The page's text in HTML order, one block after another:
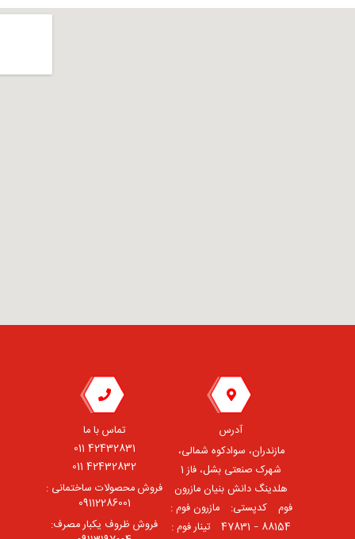
آدرس
مازندران، سوادکوه شمالی،
شهرک صنعتی بشل، فاز 1
هلدینگ دانش بنیان مازرون
فوم ⠀کدپستی: ⠀مازرون فوم :
88154 – 47831 ⠀تینار فوم :
تماس با ما
42432831 011
42432832 011
فروش محصولات ساختمانی :
09112286001
فروش ظروف یکبار مصرف: